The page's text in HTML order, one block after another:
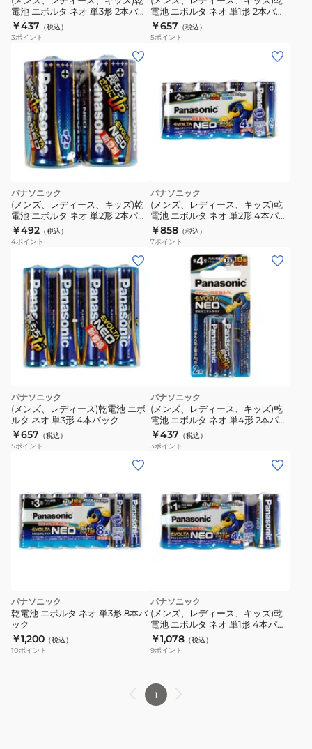
電池 エボルタ ネオ 単3形 2本パッ
ク
￥437 （税込）
3ポイント
電池 エボルタ ネオ 単1形 2本パッ
ク
￥657 （税込）
5ポイント
パナソニック
(メンズ、レディース、キッズ)乾
電池 エボルタ ネオ 単2形 2本パッ
ク
￥492 （税込）
4ポイント
パナソニック
(メンズ、レディース、キッズ)乾
電池 エボルタ ネオ 単2形 4本パッ
ク
￥858 （税込）
7ポイント
パナソニック
(メンズ、レディース)乾電池 エボ
ルタ ネオ 単3形 4本パック
￥657 （税込）
5ポイント
パナソニック
(メンズ、レディース、キッズ)乾
電池 エボルタ ネオ 単4形 2本パッ
ク
￥437 （税込）
3ポイント
パナソニック
乾電池 エボルタ ネオ 単3形 8本パ
ック
￥1,200 （税込）
10ポイント
パナソニック
(メンズ、レディース、キッズ)乾
電池 エボルタ ネオ 単1形 4本パッ
ク
￥1,078 （税込）
9ポイント
1